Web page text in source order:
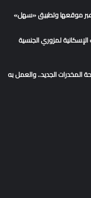
عبر موقعها وتطبيق «سهل»
الإسكانية لمزوري الجنسية
المخدرات الجديد.. والعمل به